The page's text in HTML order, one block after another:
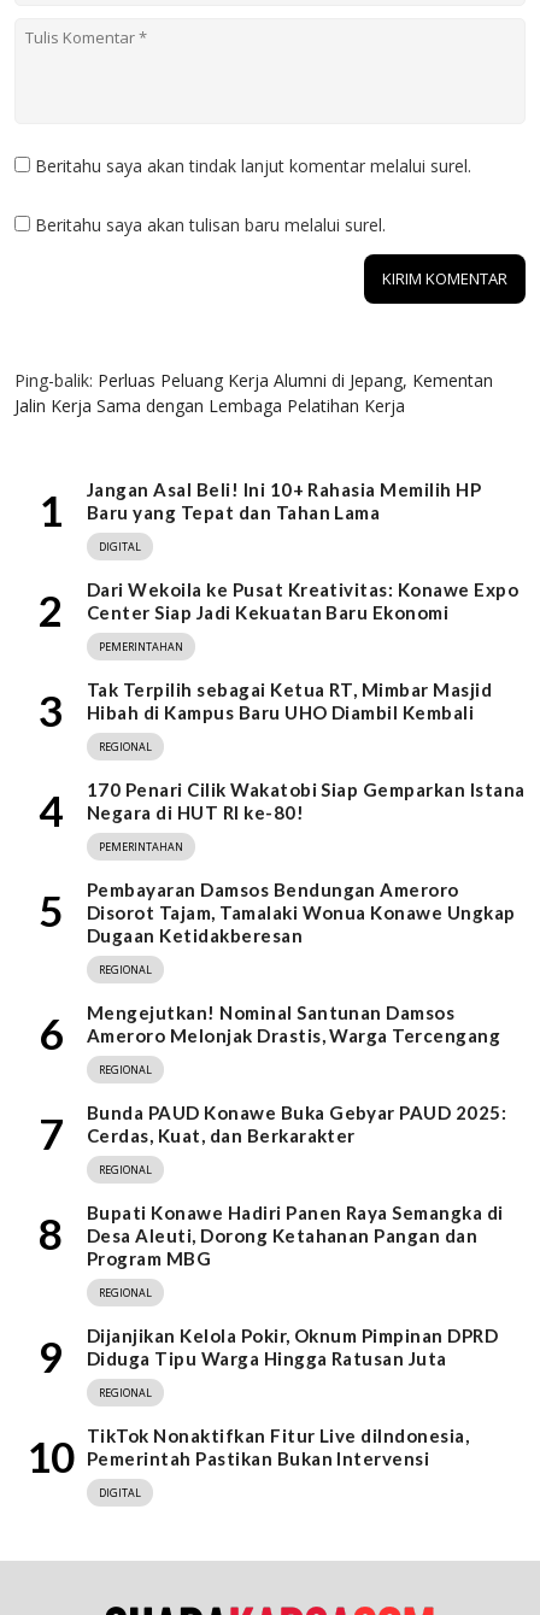
Beritahu saya akan tindak lanjut komentar melalui surel.
Beritahu saya akan tulisan baru melalui surel.
Ping-balik: Perluas Peluang Kerja Alumni di Jepang, Kementan
Jalin Kerja Sama dengan Lembaga Pelatihan Kerja
1
Jangan Asal Beli! Ini 10+ Rahasia Memilih HP
Baru yang Tepat dan Tahan Lama
DIGITAL
2
Dari Wekoila ke Pusat Kreativitas: Konawe Expo
Center Siap Jadi Kekuatan Baru Ekonomi
PEMERINTAHAN
3
Tak Terpilih sebagai Ketua RT, Mimbar Masjid
Hibah di Kampus Baru UHO Diambil Kembali
REGIONAL
4
170 Penari Cilik Wakatobi Siap Gemparkan Istana
Negara di HUT RI ke-80!
PEMERINTAHAN
5
Pembayaran Damsos Bendungan Ameroro
Disorot Tajam, Tamalaki Wonua Konawe Ungkap
Dugaan Ketidakberesan
REGIONAL
6
Mengejutkan! Nominal Santunan Damsos
Ameroro Melonjak Drastis, Warga Tercengang
REGIONAL
7
Bunda PAUD Konawe Buka Gebyar PAUD 2025:
Cerdas, Kuat, dan Berkarakter
REGIONAL
8
Bupati Konawe Hadiri Panen Raya Semangka di
Desa Aleuti, Dorong Ketahanan Pangan dan
Program MBG
REGIONAL
9
Dijanjikan Kelola Pokir, Oknum Pimpinan DPRD
Diduga Tipu Warga Hingga Ratusan Juta
REGIONAL
10
TikTok Nonaktifkan Fitur Live diIndonesia,
Pemerintah Pastikan Bukan Intervensi
DIGITAL